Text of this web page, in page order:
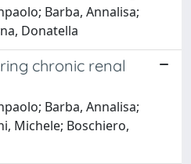
Barba, Annalisa;
Donatella
chronic renal
Barba, Annalisa;
Michele; Boschiero,